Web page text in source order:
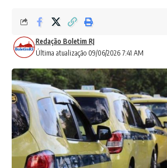
Última atualização 09/06/2026 7:41 AM
Redação Boletim RJ